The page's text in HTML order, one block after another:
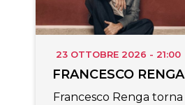
23 OTTOBRE 2026 - 21:00
FRANCESCO RENGA
Francesco Renga torna